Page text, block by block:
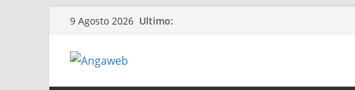
Salta
contenuto
9 Agosto 2026 Ultimo: